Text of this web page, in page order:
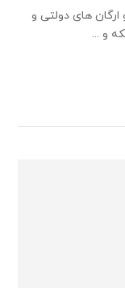
های دولتی و
و ...